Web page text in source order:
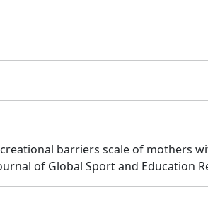
barriers scale of mothers
of Global Sport and Education